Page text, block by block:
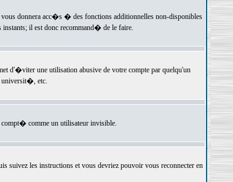
vous donnera acc�s � des fonctions additionnelles non-disponibles
il est donc recommand� de le faire.
d'�viter une utilisation abusive de votre compte par quelqu'un
universit�, etc.
comme un utilisateur invisible.
suivez les instructions et vous devriez pouvoir vous reconnecter en